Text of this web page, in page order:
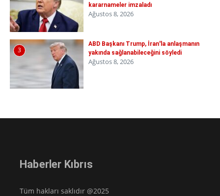
kararnameler imzaladı
Ağustos 8, 2026
3
ABD Başkanı Trump, İran'la anlaşmanın
yakında sağlanabileceğini söyledi
Ağustos 8, 2026
Haberler Kıbrıs
Tüm hakları saklıdır @2025